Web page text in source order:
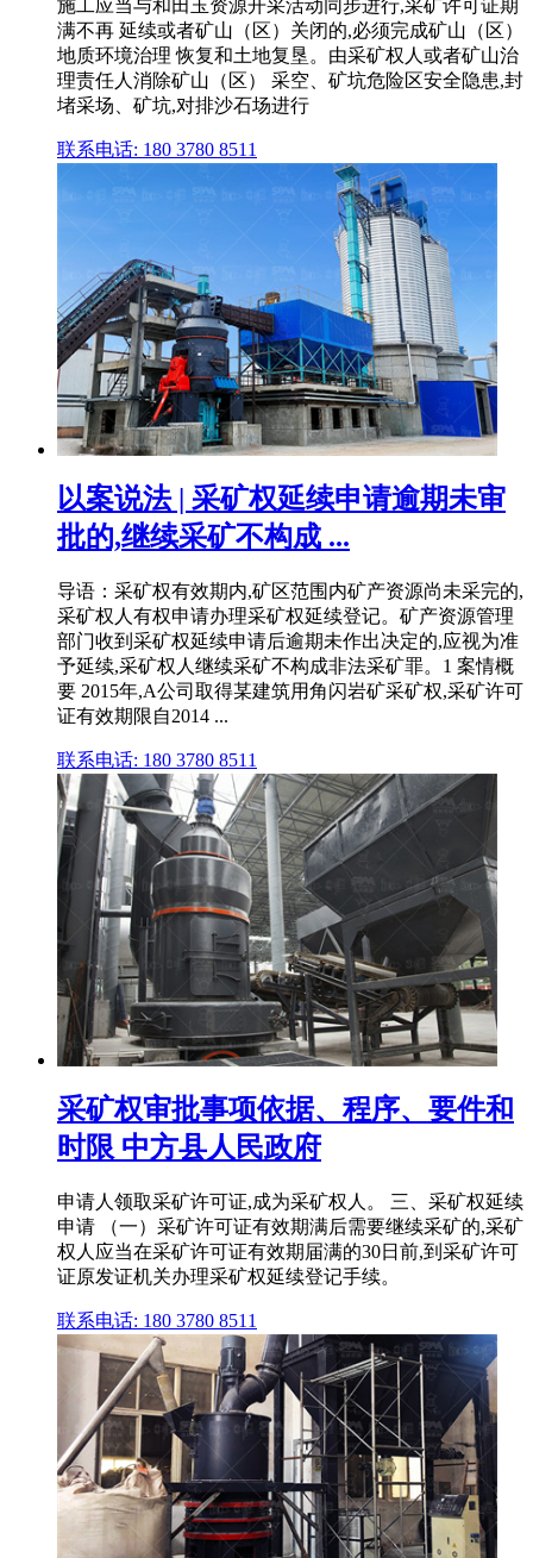
施工应当与和田玉资源开采活动同步进行,采矿许可证期
满不再 延续或者矿山（区）关闭的,必须完成矿山（区）
地质环境治理 恢复和土地复垦。由采矿权人或者矿山治
理责任人消除矿山（区） 采空、矿坑危险区安全隐患,封
堵采场、矿坑,对排沙石场进行
联系电话: 180 3780 8511
以案说法 | 采矿权延续申请逾期未审
批的,继续采矿不构成 ...
导语：采矿权有效期内,矿区范围内矿产资源尚未采完的,
采矿权人有权申请办理采矿权延续登记。矿产资源管理
部门收到采矿权延续申请后逾期未作出决定的,应视为准
予延续,采矿权人继续采矿不构成非法采矿罪。1 案情概
要 2015年,A公司取得某建筑用角闪岩矿采矿权,采矿许可
证有效期限自2014 ...
联系电话: 180 3780 8511
采矿权审批事项依据、程序、要件和
时限 中方县人民政府
申请人领取采矿许可证,成为采矿权人。 三、采矿权延续
申请 （一）采矿许可证有效期满后需要继续采矿的,采矿
权人应当在采矿许可证有效期届满的30日前,到采矿许可
证原发证机关办理采矿权延续登记手续。
联系电话: 180 3780 8511